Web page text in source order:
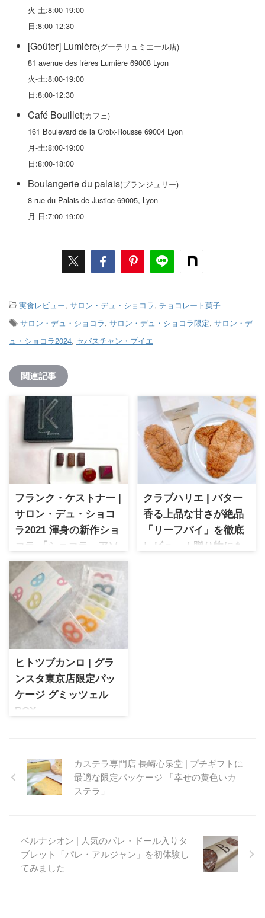
火-土:8:00-19:00
日:8:00-12:30
[Goûter] Lumière(グーテリュミエール店)
81 avenue des frères Lumière 69008 Lyon
火-土:8:00-19:00
日:8:00-12:30
Café Bouillet(カフェ)
161 Boulevard de la Croix-Rousse 69004 Lyon
月-土:8:00-19:00
日:8:00-18:00
Boulangerie du palais(ブランジュリー)
8 rue du Palais de Justice 69005, Lyon
月-日:7:00-19:00
-実食レビュー, サロン・デュ・ショコラ, チョコレート菓子
-サロン・デュ・ショコラ, サロン・デュ・ショコラ限定, サロン・デ
ュ・ショコラ2024, セバスチャン・ブイエ
関連記事
フランク・ケストナー |
サロン・デュ・ショコ
ラ2021 渾身の新作ショ
コラ 「ショコラ・アソ
ート・フレイズ」
フランク・ケストナー サロ
ン・デュ・ショコラ2021で登
場した新作ショコラアソート
を実食。いちごと組み合わせ
た斬新な味わいを楽しめる贅
沢チョコレートをご紹介しま
クラブハリエ | バター
香る上品な甘さが絶品
「リーフパイ」を徹底
レビュー！贈り物にも
ヒトツブカンロ | グラ
ンスタ東京店限定パッ
ケージ グミッツェル
BOX
カラーのグミッツェルは外側
カリッ！の新感覚の次世代グ
ミとして東京土産として大注
カステラ専門店 長崎心泉堂 | プチギフトに
最適な限定パッケージ 「幸せの黄色いカ
ステラ」
ベルナシオン | 人気のパレ・ドール入りタ
ブレット「パレ・アルジャン」を初体験し
てみました